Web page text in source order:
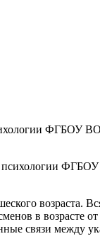
ФГБОУ
психологии
возраста.
в возрасте
связи между